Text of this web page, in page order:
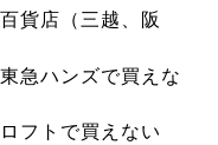
貨店（三越、阪
急ハンズで買えな
フトで買えない